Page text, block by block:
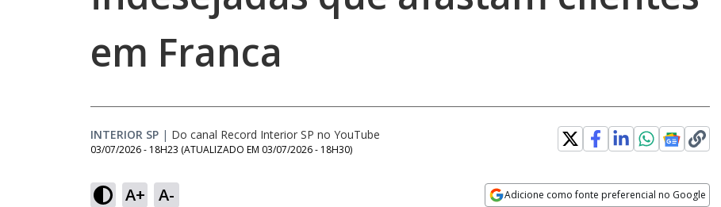
em Franca
INTERIOR SP | Do canal Record Interior SP no YouTube
03/07/2026 - 18H23 (ATUALIZADO EM 03/07/2026 - 18H30)
A+ A- Adicione como fonte preferencial no Google